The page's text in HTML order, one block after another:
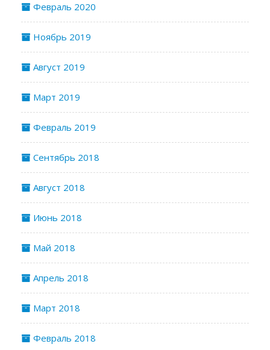
Февраль 2020
Ноябрь 2019
Август 2019
Март 2019
Февраль 2019
Сентябрь 2018
Август 2018
Июнь 2018
Май 2018
Апрель 2018
Март 2018
Февраль 2018